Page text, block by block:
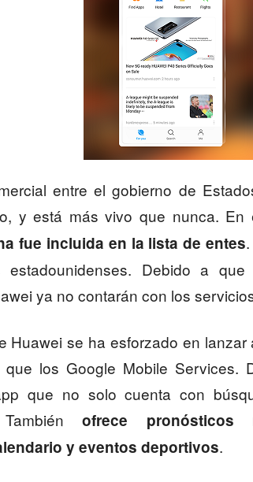
entre el gobierno de
y está más vivo que nunca. En
fue incluida en la lista de entes
estadounidenses. Debido a
ya no contarán con los
Huawei se ha esforzado en
que los Google Mobile Services.
que no solo cuenta con
Tambiénofrece pronósticos
y eventos deportivos.